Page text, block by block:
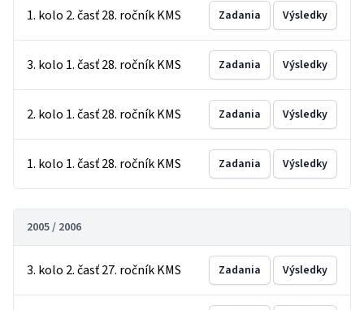
1. kolo 2. časť 28. ročník KMS Zadania Výsledky
3. kolo 1. časť 28. ročník KMS Zadania Výsledky
2. kolo 1. časť 28. ročník KMS Zadania Výsledky
1. kolo 1. časť 28. ročník KMS Zadania Výsledky
2005 / 2006
3. kolo 2. časť 27. ročník KMS Zadania Výsledky